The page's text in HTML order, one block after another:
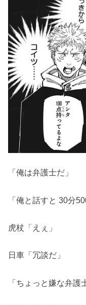
「俺は弁護士だ」
「俺と話すと 30分
虎杖「えぇ」
日車「冗談だ」
「ちょっと嫌な弁護